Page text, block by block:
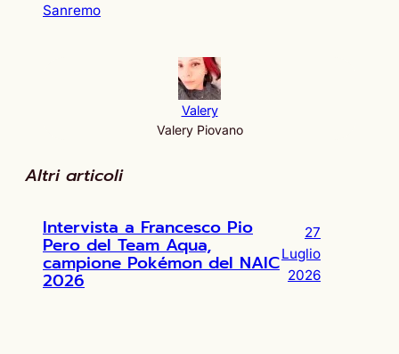
Sanremo
Valery
Valery Piovano
Altri articoli
Intervista a Francesco Pio
Pero del Team Aqua,
campione Pokémon del NAIC
2026
27
Luglio
2026